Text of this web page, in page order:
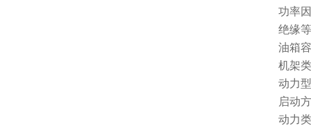
功率
绝缘
油箱
机架
动力
启动
动力